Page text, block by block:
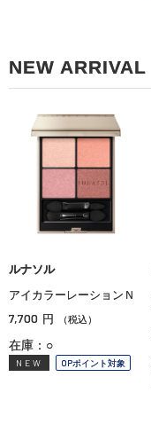
NEW ARRIVAL
ルナソル
アイカラーレーションＮ
7,700 円 （税込）
在庫：○
NEW OPポイント対象